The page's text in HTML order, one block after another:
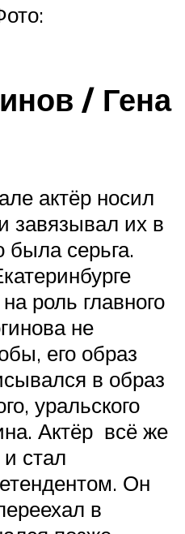
/ Гена
актёр носил
завязывал их в
была серьга.
роль главного
не
его образ
в образ
уральского
Актёр всё же
стал
Он
в